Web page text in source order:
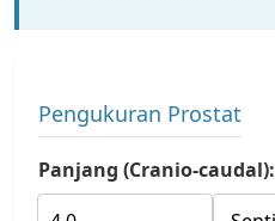
Pengukuran Prostat
Panjang (Cranio-caudal):